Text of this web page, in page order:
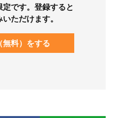
です。登録すると
ただけます。
料）をする